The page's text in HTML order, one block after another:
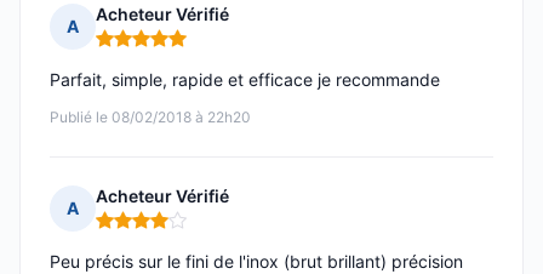
A
Acheteur Vérifié
Note : 5 sur 5
Publié le 08/02/2018 à 22h20
Parfait, simple, rapide et efficace je recommande
A
Acheteur Vérifié
Note : 4 sur 5
Peu précis sur le fini de l'inox (brut brillant) précision